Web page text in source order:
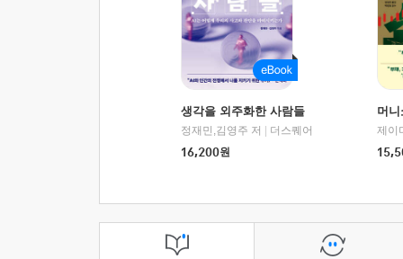
생각을 외주화한 사람들
정재민,김영주 저
더스퀘어
16,200원
머